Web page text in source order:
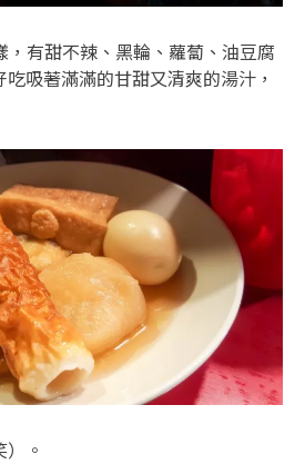
，有甜不辣、黑輪、蘿蔔、油豆腐
吸著滿滿的甘甜又清爽的湯汁，
。